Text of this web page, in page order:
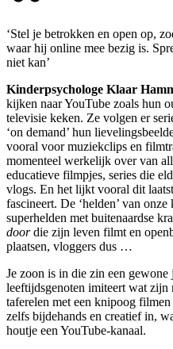
‘Stel je betrokken en open op,
waar hij online mee bezig is.
niet kan’
Kinderpsychologe Klaar
kijken naar YouTube zoals hun
televisie keken. Ze volgen er
‘on demand’ hun
vooral voor muziekclips en
momenteel werkelijk over van
educatieve filmpjes, series die
vlogs. En het lijkt vooral dit
fascineert. De ‘helden’ van
superhelden met buitenaardse
doordie zijn leven filmt en
plaatsen, vloggers dus …
Je zoon is in die zin een
leeftijdsgenoten imiteert wat
taferelen met een knipoog
zelfs bijdehands en creatief in,
houtje een YouTube-kanaal.